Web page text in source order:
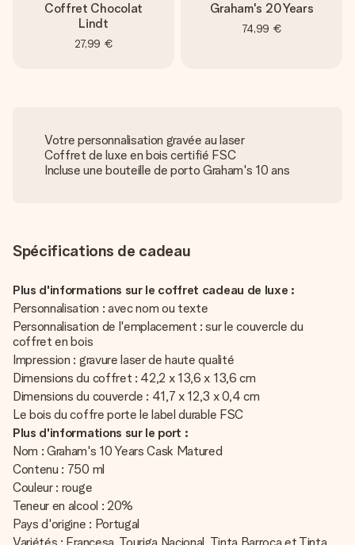
Coffret Chocolat
Lindt
27,99 €
Graham's 20 Years
74,99 €
Votre personnalisation gravée au laser
Coffret de luxe en bois certifié FSC
Incluse une bouteille de porto Graham's 10 ans
Spécifications de cadeau
Plus d'informations sur le coffret cadeau de luxe :
Personnalisation : avec nom ou texte
Personnalisation de l'emplacement : sur le couvercle du
coffret en bois
Impression : gravure laser de haute qualité
Dimensions du coffret : 42,2 x 13,6 x 13,6 cm
Dimensions du couvercle : 41,7 x 12,3 x 0,4 cm
Le bois du coffre porte le label durable FSC
Plus d'informations sur le port :
Nom : Graham's 10 Years Cask Matured
Contenu : 750 ml
Couleur : rouge
Teneur en alcool : 20%
Pays d'origine : Portugal